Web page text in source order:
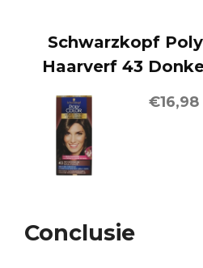
Schwarzkopf
Haarverf 43
€16,98
Conclusie